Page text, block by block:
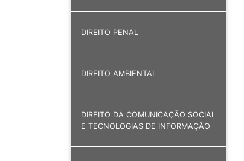
DIREITO PENAL
DIREITO AMBIENTAL
DIREITO DA COMUNICAÇÃO SOCIAL
E TECNOLOGIAS DE INFORMAÇÃO